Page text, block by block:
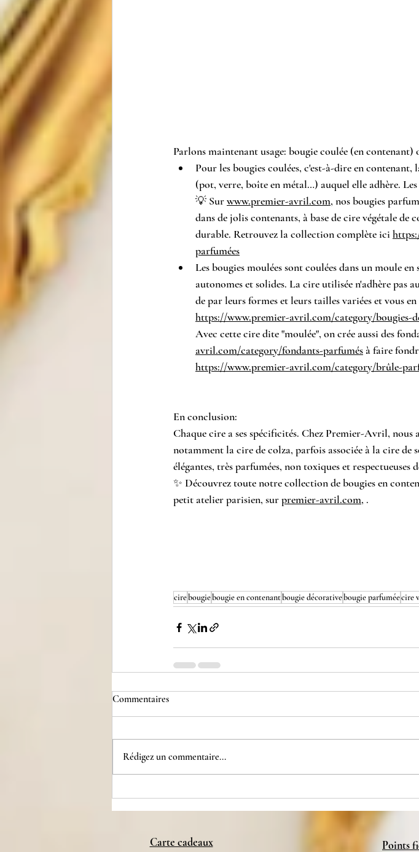
Parlons maintenant usage: bougie coulée (en
Pour les bougies coulées, c'est-à-dire en contenant,
(pot, verre, boîte en métal…) auquel elle adhère.
💡 Sur www.premier-avril.com, nos bougies
dans de jolis contenants, à base de cire végétale
durable. Retrouvez la collection complète ici
parfumées
Les bougies moulées sont coulées dans un moule
autonomes et solides. La cire utilisée n'adhère pas
de par leurs formes et leurs tailles variées et vous
https://www.premier-avril.com/category/bougies-
Avec cette cire dite "moulée", on crée aussi des
avril.com/category/fondants-parfumés à faire
https://www.premier-avril.com/category/brûle-
En conclusion:
Chaque cire a ses spécificités. Chez Premier-Avril, nous
notamment la cire de colza, parfois associée à la cire
élégantes, très parfumées, non toxiques et respectueuses
✨ Découvrez toute notre collection de bougies en
petit atelier parisien, sur premier-avril.com, .
cirebougiebougie en contenantbougie décorativebougie parfuméecire
Commentaires
Rédigez un commentaire...
Carte cadeaux Points